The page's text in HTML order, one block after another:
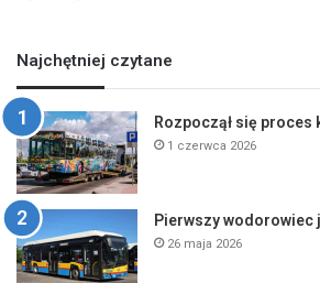
Najchętniej czytane
Rozpoczął się proces
1 czerwca 2026
Pierwszy wodorowiec
26 maja 2026